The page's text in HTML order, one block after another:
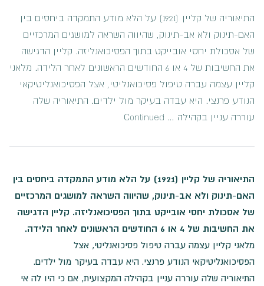
התיאוריה של קליין (1921) על הלא מודע התמקדה ביחסים בין
האם-תינוק ולא אב-תינוק, שהיווה השראה למושגים המרכזיים
של אסכולת יחסי אובייקט בתוך הפסיכואנליזה. קליין הדגישה
את החשיבות של 4 או 6 החודשים הראשונים לאחר הלידה. מלאני
קליין עצמה עברה טיפול פסיכואנליטי, אצל הפסיכואנליטיקאי
הנודע פרנצי. היא עבדה בעיקר מול ילדים. התיאוריה שלה
עוררה עניין בקהילה … Continued
התיאוריה של קליין (1921) על הלא מודע התמקדה ביחסים בין
האם-תינוק ולא אב-תינוק, שהיווה השראה למושגים המרכזיים
של אסכולת יחסי אובייקט בתוך הפסיכואנליזה. קליין הדגישה
את החשיבות של 4 או 6 החודשים הראשונים לאחר הלידה.
מלאני קליין עצמה עברה טיפול פסיכואנליטי, אצל
הפסיכואנליטיקאי הנודע פרנצי. היא עבדה בעיקר מול ילדים.
התיאוריה שלה עוררה עניין בקהילה המקצועית, אם כי היו לה אי